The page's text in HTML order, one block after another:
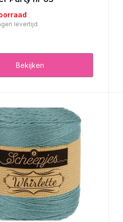
levertijd
Bekijken